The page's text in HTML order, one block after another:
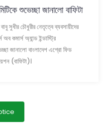
শুভেচ্ছা জানালো বাফিটা
বাবু সুধীর চৌধুরীর নেতৃত্বে ব্যবসায়ীদের
অব কমার্স অ্যান্ড ইন্ডাস্ট্রি
জানালো বাংলাদেশ এগ্রো ফিড
(বাফিটা)।